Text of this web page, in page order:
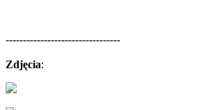
---------------------------------
Zdjęcia: